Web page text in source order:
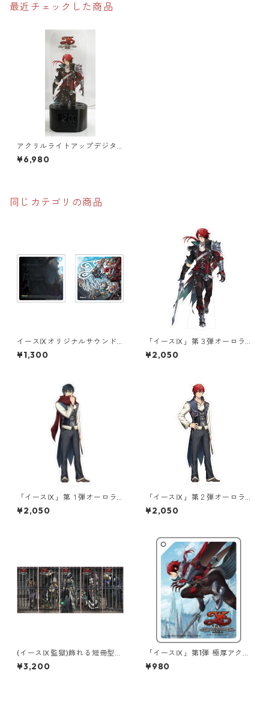
最近チェックした商品
アクリルライトアップデジタ
ルクロック（イースⅨ）
¥6,980
同じカテゴリの商品
イースⅨオリジナルサウンド
トラックジャケットアクリル
コースター
¥1,300
「イースⅨ」第３弾オーロラ
アクリルスタンド
¥2,050
「イースⅨ」第１弾オーロラ
アクリルスタンド
¥2,050
「イースⅨ」第２弾オーロラ
アクリルスタンド
¥2,050
(イースⅨ監獄)飾れる短冊型は
がき『セット販売』
¥3,200
「イースⅨ」第1弾 極厚アクリ
ルキーチェーン
¥980